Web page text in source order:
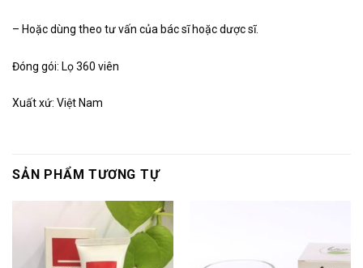
– Hoặc dùng theo tư vấn của bác sĩ hoặc dược sĩ.
Đóng gói: Lọ 360 viên
Xuất xứ: Việt Nam
SẢN PHẨM TƯƠNG TỰ